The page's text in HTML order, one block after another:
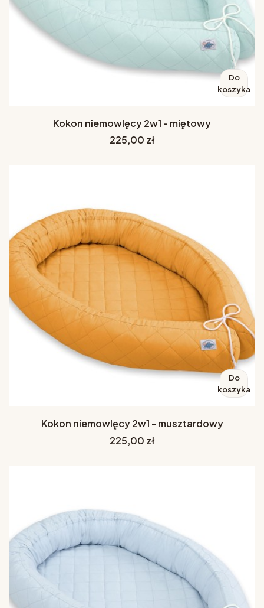
Do
koszyka
Kokon niemowlęcy 2w1 - miętowy
Cena
225,00 zł
Do
koszyka
Kokon niemowlęcy 2w1 - musztardowy
Cena
225,00 zł